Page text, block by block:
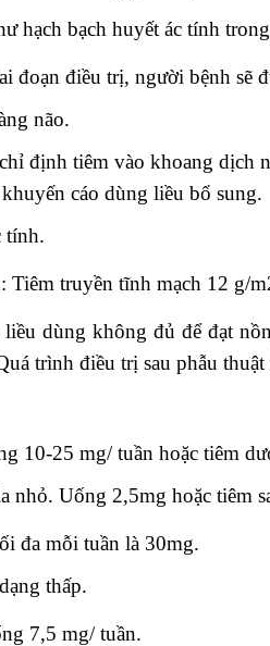
hạch bạch huyết ác tính
đoạn điều trị, người bệnh
não.
định tiêm vào khoang dịch
cáo dùng liều bổ sung.
tính.
Tiêm truyền tĩnh mạch 12 g/
dùng không đủ để đạt
trình điều trị sau phẫu
10-25 mg/ tuần hoặc tiêm
nhỏ. Uống 2,5mg hoặc tiêm
đa mỗi tuần là 30mg.
thấp.
7,5 mg/ tuần.